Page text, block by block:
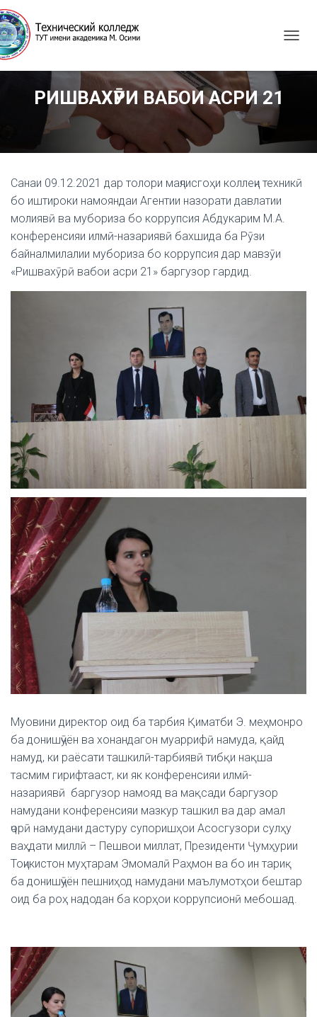
G
A
V
G
РИШВАХӮРИ ВАБОИ АСРИ 21
Санаи 09.12.2021 дар толори маҷлисгоҳи коллеҷи техникӣ
бо иштироки намояндаи Агентии назорати давлатии
молиявӣ ва мубориза бо коррупсия Абдукарим М.А.
конференсияи илмӣ-назариявӣ бахшида ба Рӯзи
байналмилалии мубориза бо коррупсия дар мавзӯи
«Ришвахӯрӣ вабои асри 21» баргузор гардид.
Муовини директор оид ба тарбия Қиматби Э. меҳмонро
ба донишҷӯён ва хонандагон муаррифӣ намуда, қайд
намуд, ки раёсати ташкилӣ-тарбиявӣ тибқи нақша
тасмим гирифтааст, ки як конференсияи илмӣ-
назариявӣ баргузор намояд ва мақсади баргузор
намудани конференсияи мазкур ташкил ва дар амал
ҷорӣ намудани дастуру супоришҳои Асосгузори сулҳу
ваҳдати миллӣ – Пешвои миллат, Президенти Ҷумҳурии
Тоҷикистон муҳтарам Эмомалӣ Раҳмон ва бо ин тариқ
ба донишҷӯён пешниҳод намудани маълумотҳои бештар
оид ба роҳ надодан ба корҳои коррупсионӣ мебошад.